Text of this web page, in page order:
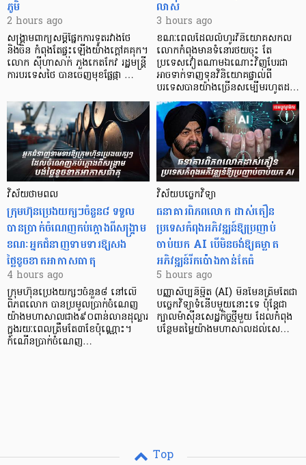
ភូមិ
2 hours ago
សង្គ្រាមពាក្យសម្តីផ្នែកការទូតរវាងថៃ
និងចិន កំពុងតែផ្ទុះឡើងយ៉ាងក្តៅគគុក។
លោក ស៊ីហាសាក់ ភួងកេតកែវ រដ្ឋមន្ត្រី
ការបរទេសថៃ បានចេញមុខផ្លែផ្កា …
លាស់
3 hours ago
ខណៈពេលដែលលំហូរវិនិយោគសកល
លោកកំពុងមានទំនោរថយចុះ តែ
ប្រទេសវៀតណាមឯណោះវិញបែរជា
អាចទាក់ទាញទុនវិនិយោគផ្ទាល់ពី
បរទេសបានយ៉ាងច្រើនសម្បើមរហូតដ…
វិស័យថាមពល
ក្រុមហ៊ុនប្រេងយក្សៗចំនួន៨ ទទួល
បានប្រាក់ចំណេញកប់ក្តោងពីសង្គ្រាម
ខណៈអ្នកជំនាញទាមទារឱ្យសង
ថ្លៃខូចខាតអាកាសធាតុ
4 hours ago
ក្រុមហ៊ុនប្រេងយក្សៗចំនួន៨ នៅលើ
ពិភពលោក បានប្រមូលប្រាក់ចំណេញ
យ៉ាងមហាសាលជាង៩០ពាន់លានដុល្លារ
ក្នុងរយៈពេលត្រឹមតែ៣ខែប៉ុណ្ណោះ។
កំណើនប្រាក់ចំណេញ…
វិស័យបច្ចេកវិទ្យា
ធនាគារពិភពលោក ដាស់តឿន
ប្រទេសកំពុងអភិវឌ្ឍន៍ឱ្យប្រញាប់
ចាប់យក AI បើមិនចង់ឱ្យគម្លាត
អភិវឌ្ឍន៍រីកប៉ោងកាន់តែធំ
5 hours ago
បញ្ញាសិប្បនិម្មិត (AI) មិនមែនត្រឹមតែជា
បច្ចេកវិទ្យាទំនើបមួយនោះទេ ប៉ុន្តែជា
ក្បាលម៉ាស៊ីនសេដ្ឋកិច្ចថ្មីមួយ ដែលកំពុង
បន្ថែមតម្លៃយ៉ាងមហាសាលដល់សេ…
Top